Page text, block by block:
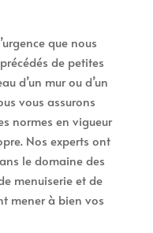
que nous
de petites
d’un mur ou d’un
vous assurons
normes en vigueur
Nos experts ont
le domaine des
menuiserie et de
mener à bien vos